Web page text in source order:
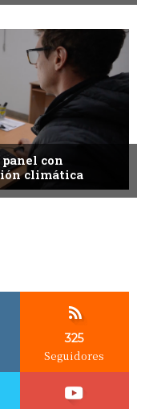
con
climática
325
Seguidores